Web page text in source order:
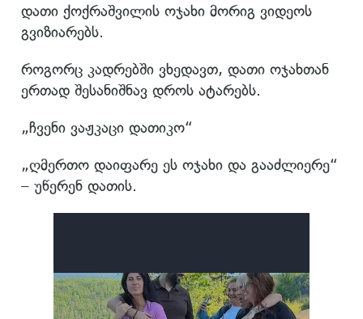
დათი ქოქრაშვილის ოჯახი მორიგ ვიდეოს
გვიზიარებს.
როგორც კადრებში ვხედავთ, დათი ოჯახთან
ერთად შესანიშნავ დროს ატარებს.
„ჩვენი ვაჟკაცი დათიკო“
„ღმერთო დაიფარე ეს ოჯახი და გააძლიერე“
– უწერენ დათის.